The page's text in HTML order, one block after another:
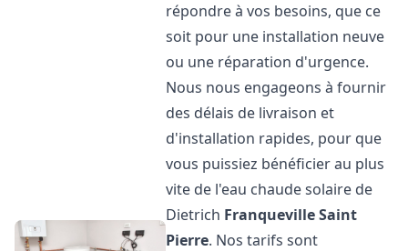
répondre à vos besoins, que ce
soit pour une installation neuve
ou une réparation d'urgence.
Nous nous engageons à fournir
des délais de livraison et
d'installation rapides, pour que
vous puissiez bénéficier au plus
vite de l'eau chaude solaire de
Dietrich Franqueville Saint
Pierre. Nos tarifs sont